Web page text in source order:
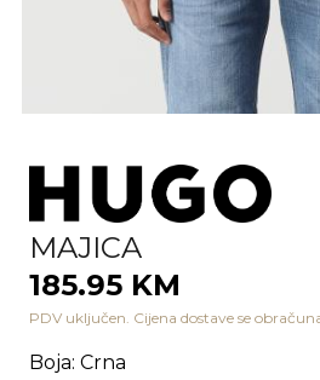
MAJICA
185.95 KM
PDV uključen. Cijena dostave se
Boja: Crna